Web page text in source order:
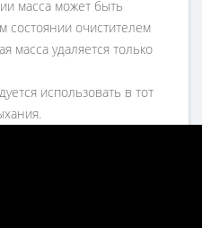
масса может быть
очистителем
масса удаляется только
использовать в тот